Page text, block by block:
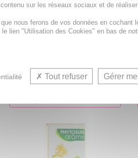
PHYTOSUN AROMS Huile
végétale Argan flacon
12,51€
sur les réseaux sociaux et de
nous ferons de vos données en cochant
lien "Utilisation des Cookies" en bas de
Tout refuser Gérer